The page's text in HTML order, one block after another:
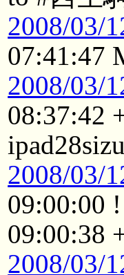
2008/03/
07:41:47
2008/03/
08:37:42
2008/03/
09:00:00
09:00:38
2008/03/